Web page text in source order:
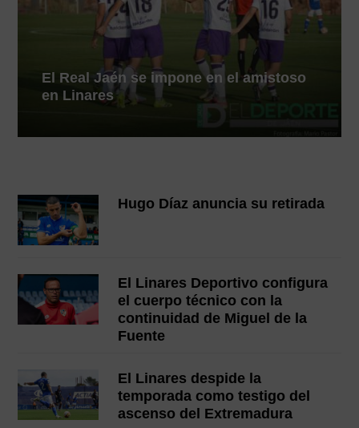
El Real Jaén se impone en el amistoso
en Linares
Hugo Díaz anuncia su retirada
El Linares Deportivo configura
el cuerpo técnico con la
continuidad de Miguel de la
Fuente
El Linares despide la
temporada como testigo del
ascenso del Extremadura